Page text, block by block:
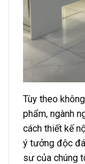
Tùy theo
phẩm, ngành
cách thiết kế
ý tưởng độc
sư của chúng